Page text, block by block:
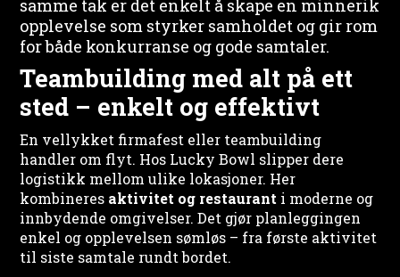
samme tak er det enkelt å skape en minnerik
opplevelse som styrker samholdet og gir rom
for både konkurranse og gode samtaler.
Teambuilding med alt på ett
sted – enkelt og effektivt
En vellykket firmafest eller teambuilding
handler om flyt. Hos Lucky Bowl slipper dere
logistikk mellom ulike lokasjoner. Her
kombineres aktivitet og restauranti moderne og
innbydende omgivelser. Det gjør planleggingen
enkel og opplevelsen sømløs – fra første aktivitet
til siste samtale rundt bordet.